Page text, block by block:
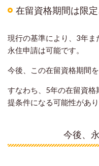
在留資格期間は限
現行の基準により、 3年ま
永住申請は可能です。
今後、この在留資格期間
すなわち、5年の在留資
提条件になる可能性があり
今後、